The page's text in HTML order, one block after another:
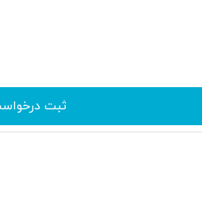
ثبت